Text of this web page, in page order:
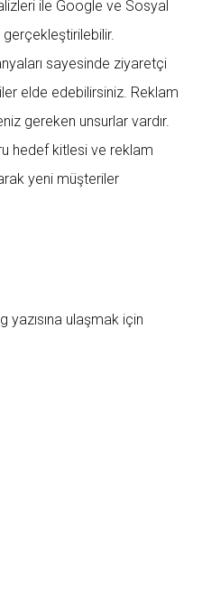
ile Google ve Sosyal
gerçekleştirilebilir.
sayesinde ziyaretçi
elde edebilirsiniz. Reklam
gereken unsurlar vardır.
hedef kitlesi ve reklam
yeni müşteriler
yazısına ulaşmak için